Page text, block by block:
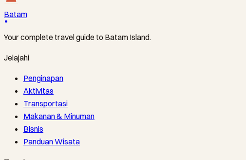
Batam
Your complete travel guide to Batam Island.
Jelajahi
Penginapan
Aktivitas
Transportasi
Makanan & Minuman
Bisnis
Panduan Wisata